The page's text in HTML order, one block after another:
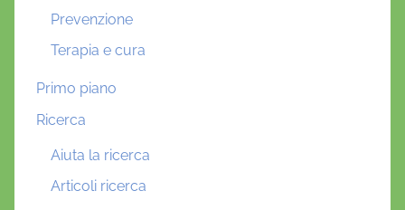
Prevenzione
Terapia e cura
Primo piano
Ricerca
Aiuta la ricerca
Articoli ricerca